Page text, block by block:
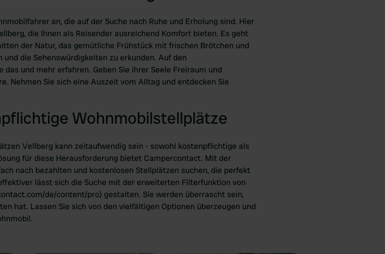
an, die auf der Suche nach Ruhe und Erholung sind. Hier
die Ihnen als Reisender ausreichend Komfort bieten. Es geht
der Natur, das gemütliche Frühstück mit frischen Brötchen und
die Sehenswürdigkeiten zu erkunden. Auf den
und mehr erfahren. Geben Sie ihrer Seele Freiraum und
Nehmen Sie sich eine Auszeit vom Alltag und entdecken Sie
Wohnmobilstellplätze
Vellberg kann zeitaufwendig sein - sowohl kostenpflichtige als
für diese Herausforderung bietet Campercontact. Mit der
nach bezahlten und kostenlosen Stellplätzen suchen, die perfekt
lässt sich die Suche mit der erweiterten Filterfunktion von
de/content/pro) gestalten. Sie werden überrascht sein,
hat. Lassen Sie sich von den vielfältigen Optionen überzeugen und